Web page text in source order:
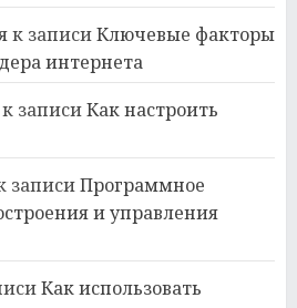
к записиКлючевые факторы
интернета
к записиКак настроить
записиПрограммное
и управления
Как использовать